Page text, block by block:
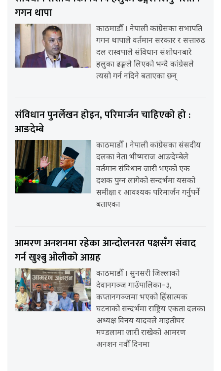
गगन थापा
काठमाडौँ । नेपाली कांग्रेसका सभापति
गगन थापाले वर्तमान सरकार र सत्तारुढ
दल रास्वपाले संविधान संशोधनबारे
हलुका ढङ्गले लिएको भन्दै कांग्रेसले
त्यसो गर्न नदिने बताएका छन्
संविधान पुनर्लेखन होइन, परिमार्जन चाहिएको हो :
आङदेम्बे
काठमाडौँ । नेपाली कांग्रेसका संसदीय
दलका नेता भीष्मराज आङदेम्बेले
वर्तमान संविधान जारी भएको एक
दशक पुग्न लागेको सन्दर्भमा यसको
समीक्षा र आवश्यक परिमार्जन गर्नुपर्ने
बताएका
आमरण अनशनमा रहेका आन्दोलनरत पक्षसँग संवाद
गर्न खुश्बु ओलीको आग्रह
काठमाडौँ । सुनसरी जिल्लाको
देवानगञ्ज गाउँपालिका–३,
कप्तानगञ्जमा भएको हिंसात्मक
घटनाको सन्दर्भमा राष्ट्रिय एकता दलका
अध्यक्ष विनय यादवले माइतीघर
मण्डलामा जारी राखेको आमरण
अनशन नवौँ दिनमा